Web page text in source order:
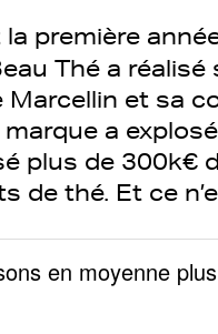
première
Thé a
Marcellin et sa
marque a
plus de 300k€
de thé. Et ce
en moyenne